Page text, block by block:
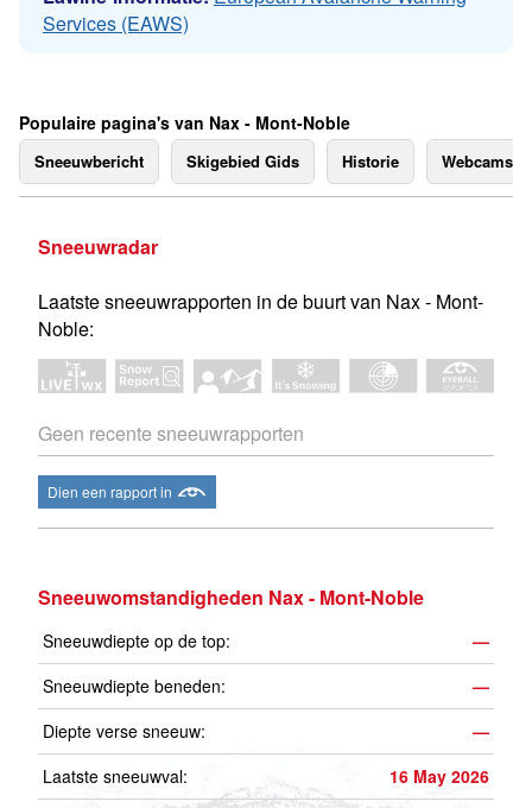
Services (EAWS)
Populaire pagina's van Nax - Mont-Noble
Sneeuwbericht Skigebied Gids Historie Webcams
Sneeuwradar
Laatste sneeuwrapporten in de buurt van Nax - Mont-
Noble:
Geen recente sneeuwrapporten
Dien een rapport in
Sneeuwomstandigheden Nax - Mont-Noble
Sneeuwdiepte op de top:
—
Sneeuwdiepte beneden:
—
Diepte verse sneeuw:
—
Laatste sneeuwval:
16 May 2026